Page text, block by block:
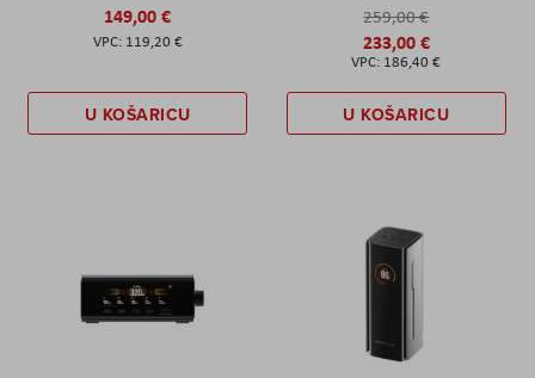
149,00 €
119,20 €
U KOŠARICU
259,00 €
233,00 €
186,40 €
U KOŠARICU